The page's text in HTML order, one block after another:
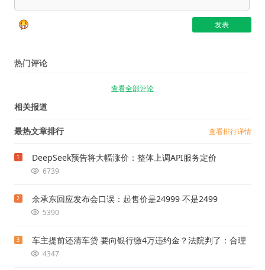
热门评论
查看全部评论
相关报道
最热文章排行 查看排行详情
1 DeepSeek预告将大幅涨价：整体上调API服务定价
6739
2 余承东回应发布会口误：起售价是24999 不是2499
5390
3 车主提前还清车贷 要向银行缴4万违约金？法院判了：合理
4347